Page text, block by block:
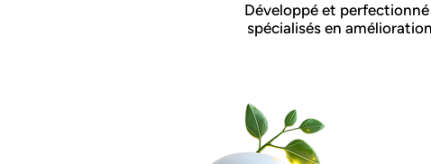
Développé et
spécialisés en